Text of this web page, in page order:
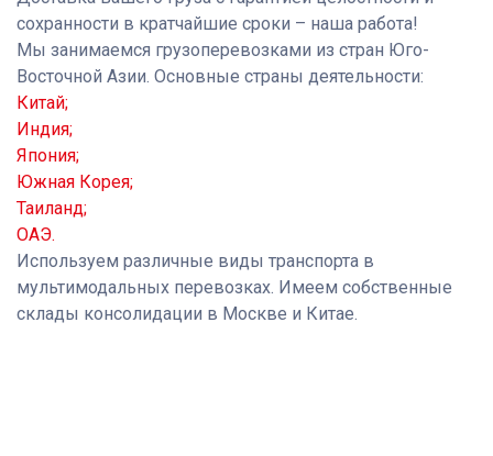
сохранности в кратчайшие сроки – наша работа!
Мы занимаемся грузоперевозками из стран Юго-
Восточной Азии. Основные страны деятельности:
Китай;
Индия;
Япония;
Южная Корея;
Таиланд;
ОАЭ.
Используем различные виды транспорта в
мультимодальных перевозках. Имеем собственные
склады консолидации в Москве и Китае.